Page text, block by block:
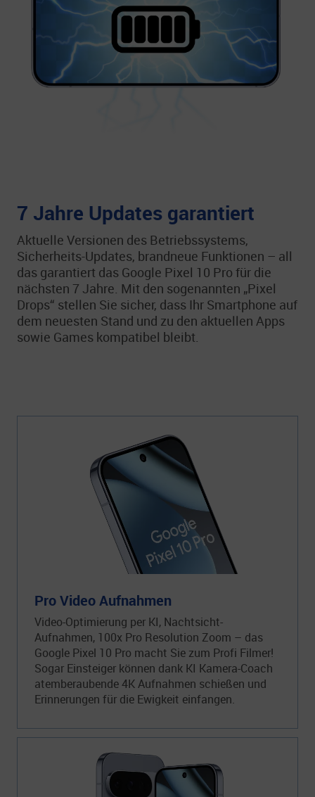
7 Jahre Updates garantiert
Aktuelle Versionen des Betriebssystems,
Sicherheits-Updates, brandneue Funktionen – all
das garantiert das Google Pixel 10 Pro für die
nächsten 7 Jahre. Mit den sogenannten „Pixel
Drops“ stellen Sie sicher, dass Ihr Smartphone auf
dem neuesten Stand und zu den aktuellen Apps
sowie Games kompatibel bleibt.
Pro Video Aufnahmen
Video-Optimierung per KI, Nachtsicht-
Aufnahmen, 100x Pro Resolution Zoom – das
Google Pixel 10 Pro macht Sie zum Profi Filmer!
Sogar Einsteiger können dank KI Kamera-Coach
atemberaubende 4K Aufnahmen schießen und
Erinnerungen für die Ewigkeit einfangen.